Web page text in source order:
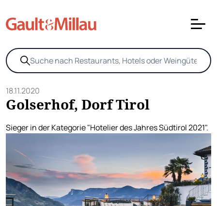
18.11.2020
Golserhof, Dorf Tirol
Sieger in der Kategorie "Hotelier des Jahres Südtirol 2021".